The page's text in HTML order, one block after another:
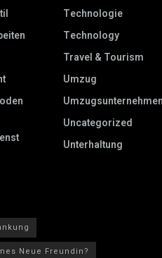
Technologie
Technology
Travel & Tourism
Umzug
Uncategorized
Unterhaltung
Neue Freundin?